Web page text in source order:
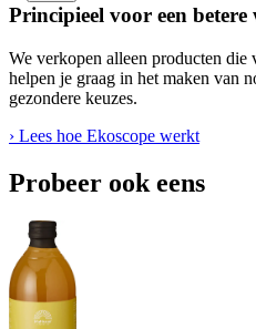
Principieel voor een betere
We verkopen alleen producten die
helpen je graag in het maken van
gezondere keuzes.
› Lees hoe Ekoscope werkt
Probeer ook eens